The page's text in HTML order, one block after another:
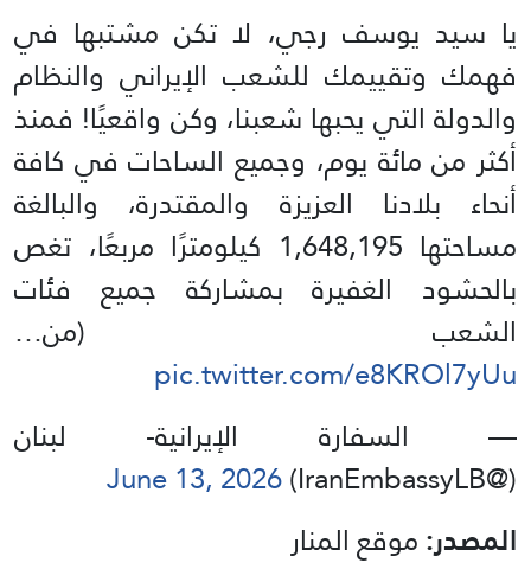
يا سيد يوسف رجي، لا تكن مشتبها في
فهمك وتقييمك للشعب الإيراني والنظام
والدولة التي يحبها شعبنا، وكن واقعيًا! فمنذ
أكثر من مائة يوم، وجميع الساحات في كافة
أنحاء بلادنا العزيزة والمقتدرة، والبالغة
مساحتها 1,648,195 كيلومترًا مربعًا، تغص
بالحشود الغفيرة بمشاركة جميع فئات
الشعب (من…
pic.twitter.com/e8KROl7yUu
— السفارة الإيرانية- لبنان
(@IranEmbassyLB)
June 13, 2026
المصدر:موقع المنار